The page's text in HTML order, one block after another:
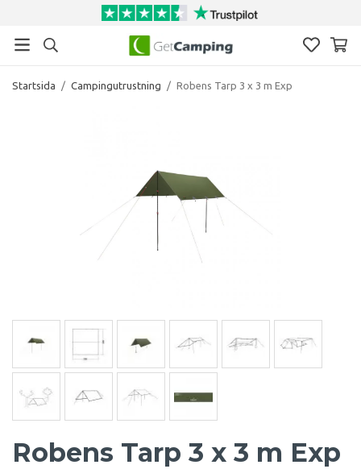
Startsida / Campingutrustning / Robens Tarp 3 x 3 m Exp
Robens Tarp 3 x 3 m Exp